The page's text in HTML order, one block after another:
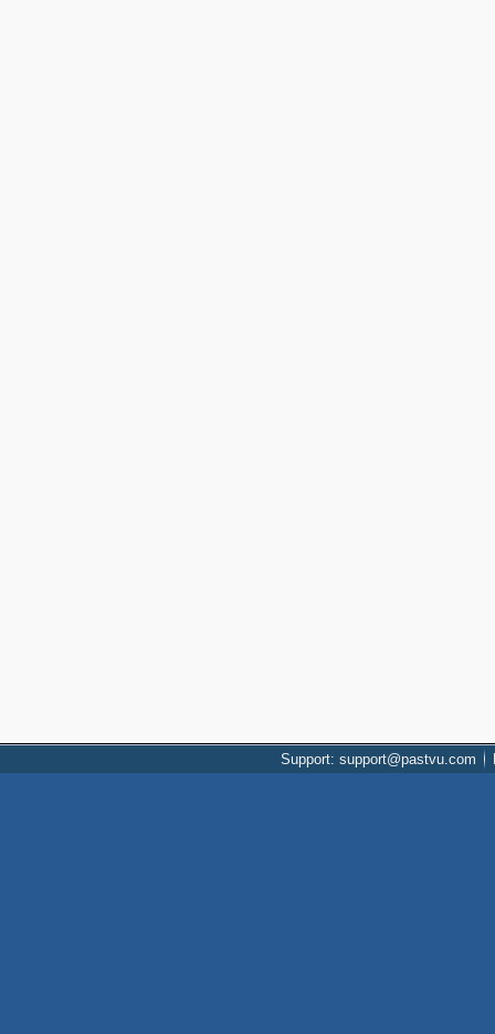
Support: support@pastvu.com